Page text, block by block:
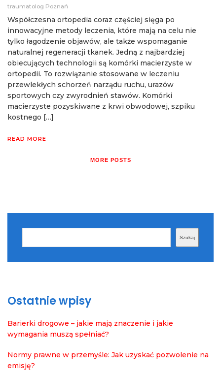
traumatolog Poznań
Współczesna ortopedia coraz częściej sięga po
innowacyjne metody leczenia, które mają na celu nie
tylko łagodzenie objawów, ale także wspomaganie
naturalnej regeneracji tkanek. Jedną z najbardziej
obiecujących technologii są komórki macierzyste w
ortopedii. To rozwiązanie stosowane w leczeniu
przewlekłych schorzeń narządu ruchu, urazów
sportowych czy zwyrodnień stawów. Komórki
macierzyste pozyskiwane z krwi obwodowej, szpiku
kostnego […]
READ MORE
MORE POSTS
Szukaj
Ostatnie wpisy
Barierki drogowe – jakie mają znaczenie i jakie
wymagania muszą spełniać?
Normy prawne w przemyśle: Jak uzyskać pozwolenie na
emisję?